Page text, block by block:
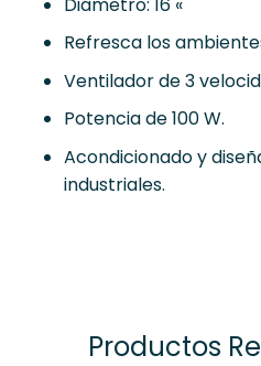
Refresca los
Ventilador de 3
Potencia de 100 W.
Acondicionado y
industriales.
Productos